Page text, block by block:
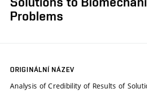
Problems
ORIGINÁLNÍ NÁZEV
Analysis of Credibility of Results of